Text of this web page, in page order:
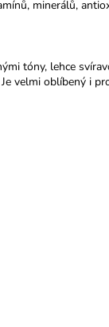
minerálů,
tóny, lehce
velmi oblíbený i